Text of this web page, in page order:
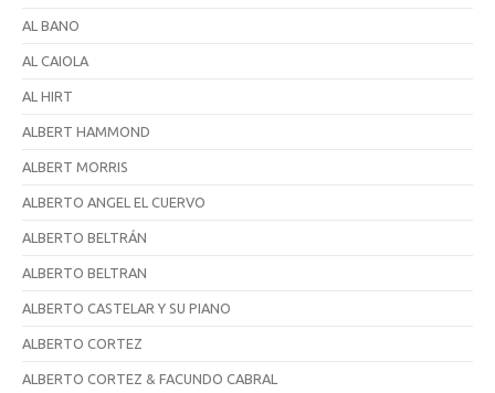
AL BANO
AL CAIOLA
AL HIRT
ALBERT HAMMOND
ALBERT MORRIS
ALBERTO ANGEL EL CUERVO
ALBERTO BELTRÁN
ALBERTO BELTRAN
ALBERTO CASTELAR Y SU PIANO
ALBERTO CORTEZ
ALBERTO CORTEZ & FACUNDO CABRAL